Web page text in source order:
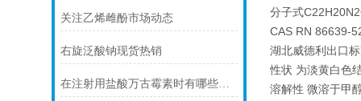
关注乙烯雌酚市场动态
右旋泛酸钠现货热销
在注射用盐酸万古霉素时有哪些注意事项你知道么
分子式
CAS RN 86639-
湖北威德利出口
性状 为淡黄白色
溶解性 微溶于甲